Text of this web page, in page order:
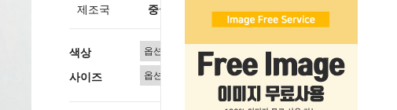
제조국 중국
색상
사이즈